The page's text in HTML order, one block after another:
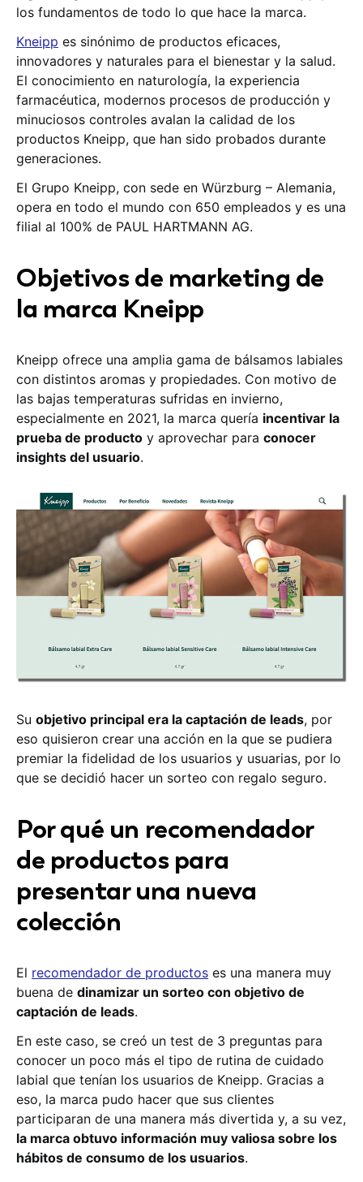
los fundamentos de todo lo que hace la marca.
Kneipp es sinónimo de productos eficaces,
innovadores y naturales para el bienestar y la salud.
El conocimiento en naturología, la experiencia
farmacéutica, modernos procesos de producción y
minuciosos controles avalan la calidad de los
productos Kneipp, que han sido probados durante
generaciones.
El Grupo Kneipp, con sede en Würzburg – Alemania,
opera en todo el mundo con 650 empleados y es una
filial al 100% de PAUL HARTMANN AG.
Objetivos de marketing de
la marca Kneipp
Kneipp ofrece una amplia gama de bálsamos labiales
con distintos aromas y propiedades. Con motivo de
las bajas temperaturas sufridas en invierno,
especialmente en 2021, la marca quería incentivar la
prueba de producto y aprovechar para conocer
insights del usuario.
Su objetivo principal era la captación de leads, por
eso quisieron crear una acción en la que se pudiera
premiar la fidelidad de los usuarios y usuarias, por lo
que se decidió hacer un sorteo con regalo seguro.
Por qué un recomendador
de productos para
presentar una nueva
colección
El recomendador de productos es una manera muy
buena de dinamizar un sorteo con objetivo de
captación de leads.
En este caso, se creó un test de 3 preguntas para
conocer un poco más el tipo de rutina de cuidado
labial que tenían los usuarios de Kneipp. Gracias a
eso, la marca pudo hacer que sus clientes
participaran de una manera más divertida y, a su vez,
la marca obtuvo información muy valiosa sobre los
hábitos de consumo de los usuarios.